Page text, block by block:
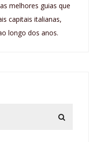
melhores guias que
capitais italianas,
longo dos anos.